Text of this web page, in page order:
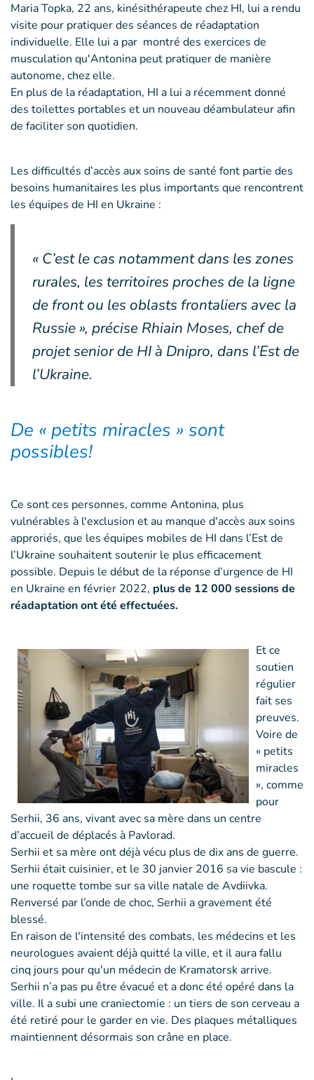
Maria Topka, 22 ans, kinésithérapeute chez HI, lui a rendu
visite pour pratiquer des séances de réadaptation
individuelle. Elle lui a par montré des exercices de
musculation qu'Antonina peut pratiquer de manière
autonome, chez elle.
En plus de la réadaptation, HI a lui a récemment donné
des toilettes portables et un nouveau déambulateur afin
de faciliter son quotidien.
Les difficultés d’accès aux soins de santé font partie des
besoins humanitaires les plus importants que rencontrent
les équipes de HI en Ukraine :
« C’est le cas notamment dans les zones
rurales, les territoires proches de la ligne
de front ou les oblasts frontaliers avec la
Russie », précise Rhiain Moses, chef de
projet senior de HI à Dnipro, dans l’Est de
l’Ukraine.
De « petits miracles » sont
possibles!
Ce sont ces personnes, comme Antonina, plus
vulnérables à l'exclusion et au manque d'accès aux soins
approriés, que les équipes mobiles de HI dans l’Est de
l’Ukraine souhaitent soutenir le plus efficacement
possible. Depuis le début de la réponse d’urgence de HI
en Ukraine en février 2022, plus de 12 000 sessions de
réadaptation ont été effectuées.
Et ce
soutien
régulier
fait ses
preuves.
Voire de
« petits
miracles
», comme
pour
Serhii, 36 ans, vivant avec sa mère dans un centre
d’accueil de déplacés à Pavlorad.
Serhii et sa mère ont déjà vécu plus de dix ans de guerre.
Serhii était cuisinier, et le 30 janvier 2016 sa vie bascule :
une roquette tombe sur sa ville natale de Avdiivka.
Renversé par l’onde de choc, Serhii a gravement été
blessé.
En raison de l'intensité des combats, les médecins et les
neurologues avaient déjà quitté la ville, et il aura fallu
cinq jours pour qu'un médecin de Kramatorsk arrive.
Serhii n’a pas pu être évacué et a donc été opéré dans la
ville. Il a subi une craniectomie : un tiers de son cerveau a
été retiré pour le garder en vie. Des plaques métalliques
maintiennent désormais son crâne en place.